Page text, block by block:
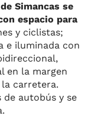
Simancas se
espacio para
y ciclistas;
e iluminada con
en la margen
la carretera.
de autobús y se